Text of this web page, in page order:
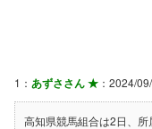
1： あずささん ★ ：2024/
高知県競馬組合は2日、